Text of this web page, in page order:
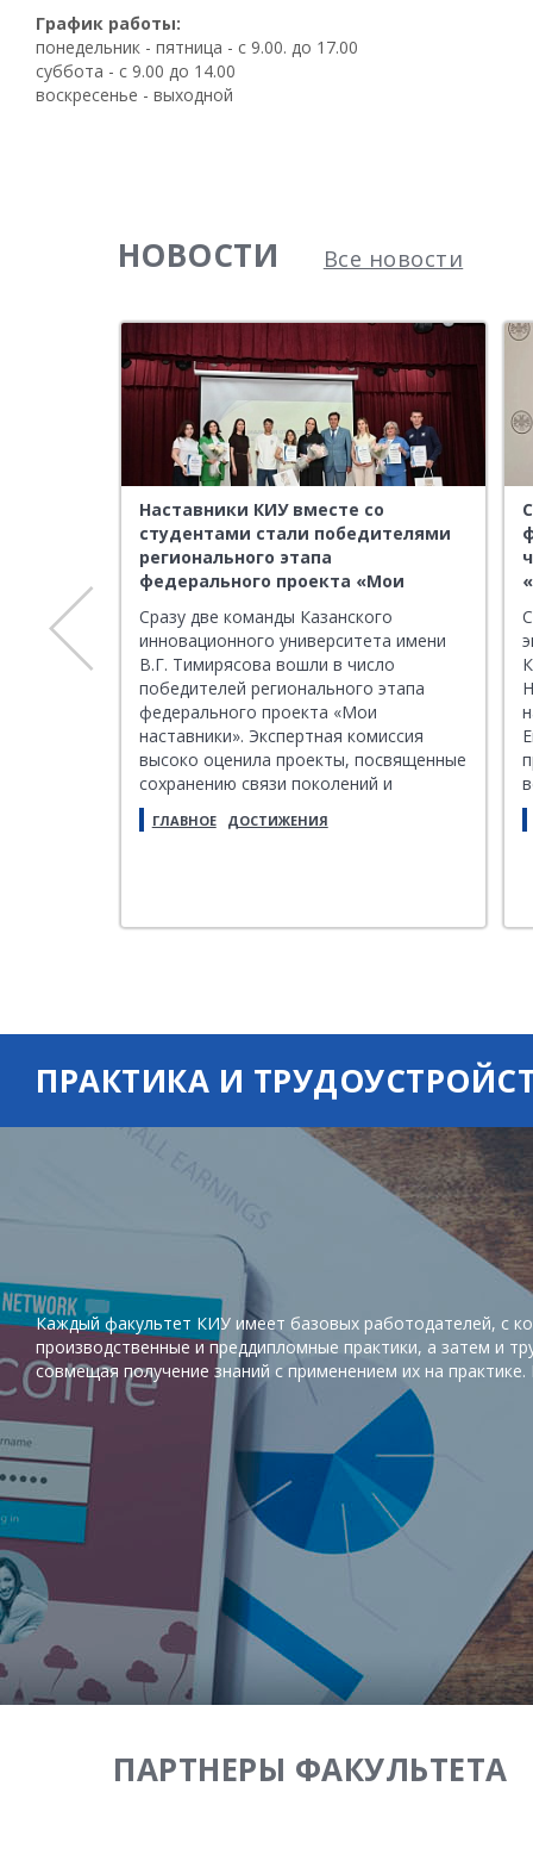
График работы:
понедельник - пятница - с 9.00. до 17.00
суббота - с 9.00 до 14.00
воскресенье - выходной
НОВОСТИ Все новости
день
Наставники КИУ вместе со
студентами стали победителями
регионального этапа
федерального проекта «Мои
Сразу две команды Казанского
инновационного университета имени
В.Г. Тимирясова вошли в число
победителей регионального этапа
федерального проекта «Мои
наставники». Экспертная комиссия
высоко оценила проекты, посвященные
сохранению связи поколений и
патриотическому воспитанию
молодежи, а также эффективную
ГЛАВНОЕ ДОСТИЖЕНИЯ
ПРАКТИКА И
Каждый факультет КИУ имеет базовых работодателей, с
производственные и преддипломные практики, а затем и
совмещая получение знаний с применением их на
ПАРТНЕРЫ ФАКУЛЬТЕТА